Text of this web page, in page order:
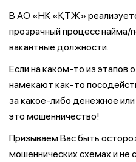
В АО «НК «ҚТЖ»
прозрачный процесс найма/
вакантные должности.
Если на каком-то из этапов
намекают как-то
за какое-либо денежное
это мошенничество!
Призываем Вас быть
мошеннических схемах и не